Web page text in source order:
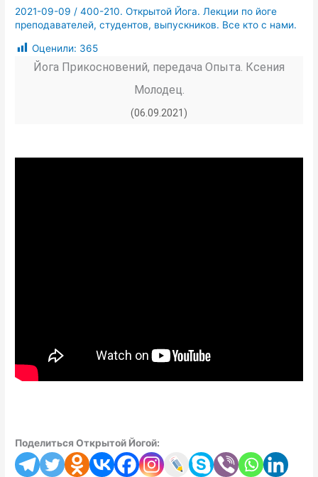
2021-09-09 /400-210. Открытой Йога. Лекции по йоге
преподавателей, студентов, выпускников. Все кто с нами.
Оценили: 365
Йога Прикосновений, передача Опыта. Ксения
Молодец.
(06.09.2021)
Поделиться Открытой Йогой: